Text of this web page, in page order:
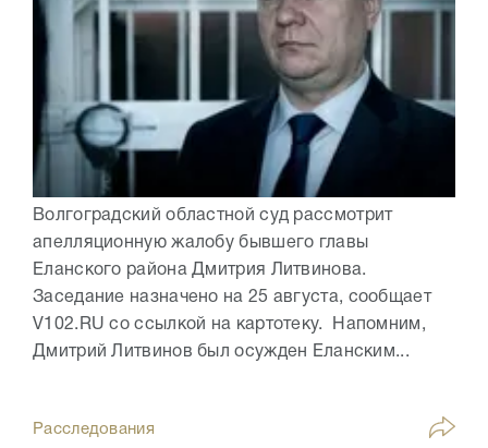
Волгоградский областной суд рассмотрит
апелляционную жалобу бывшего главы
Еланского района Дмитрия Литвинова.
Заседание назначено на 25 августа, сообщает
V102.RU со ссылкой на картотеку. Напомним,
Дмитрий Литвинов был осужден Еланским...
Расследования